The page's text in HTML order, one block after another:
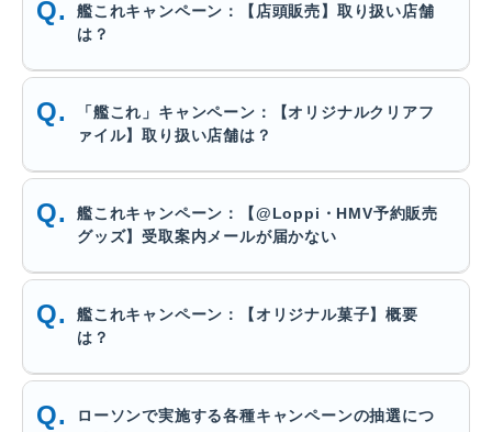
艦これキャンペーン：【店頭販売】取り扱い店舗
は？
「艦これ」キャンペーン：【オリジナルクリアフ
ァイル】取り扱い店舗は？
艦これキャンペーン：【@Loppi・HMV予約販売
グッズ】受取案内メールが届かない
艦これキャンペーン：【オリジナル菓子】概要
は？
ローソンで実施する各種キャンペーンの抽選につ